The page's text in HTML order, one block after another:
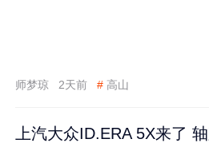
师梦琼 2天前 # 高山
上汽大众ID.ERA 5X来了